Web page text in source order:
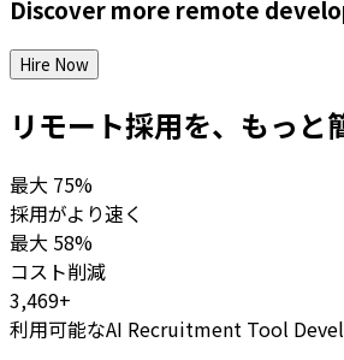
Discover more remote
Hire Now
リモート採用を、もっと
最大 75%
採用がより速く
最大 58%
コスト削減
3,469+
利用可能なAI Recruitment Tool